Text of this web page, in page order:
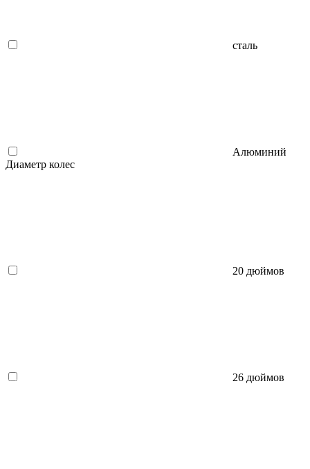
сталь
Алюминий
Диаметр колес
20 дюймов
26 дюймов